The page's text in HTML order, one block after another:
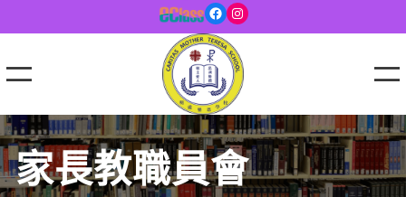
Facebook Instagram
家長教職員會